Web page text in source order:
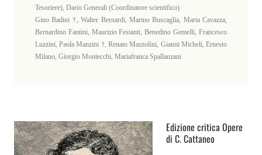
Tesoriere), Dario Generali (Coordinatore scientifico)
Gino Badini †, Walter Bernardi, Marino Buscaglia, Marta Cavazza,
Bernardino Fantini, Maurizio Festanti, Benedino Gemelli, Francesco
Luzzini, Paola Manzini †, Renato Mazzolini, Gianni Micheli, Ernesto
Milano, Giorgio Montecchi, Mariafranca Spallanzani
Edizione critica Opere
di C. Cattaneo